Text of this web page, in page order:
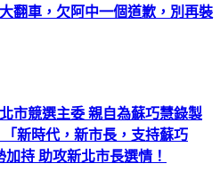
翻車，欠阿中一個道歉，別再裝
市競選主委 親自為蘇巧慧錄製
新時代，新市長，支持蘇巧
持 助攻新北市長選情！